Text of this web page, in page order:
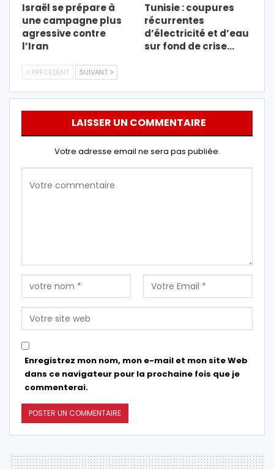
Israël se prépare à
une campagne plus
agressive contre
l’Iran
Tunisie : coupures
récurrentes
d’électricité et d’eau
sur fond de crise…
PRÉCÉDENT SUIVANT
LAISSER UN COMMENTAIRE
Votre adresse email ne sera pas publiée.
Enregistrez mon nom, mon e-mail et mon site Web
dans ce navigateur pour la prochaine fois que je
commenterai.